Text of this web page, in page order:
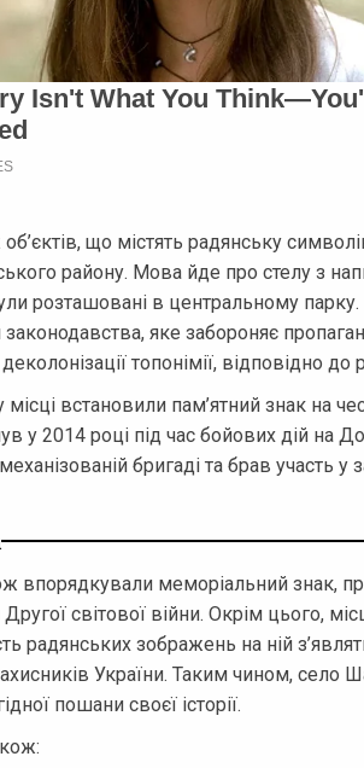
що містять радянську
району. Мова йде про стелу з
розташовані в центральному
яке забороняє
топонімії, відповідно
місці встановили пам’ятний знак на
у 2014 році під час бойових дій на
бригаді та брав участь у
впорядкували меморіальний знак,
світової війни. Окрім цього,
радянських зображень на ній
України. Таким чином, село
пошани своєї історії.